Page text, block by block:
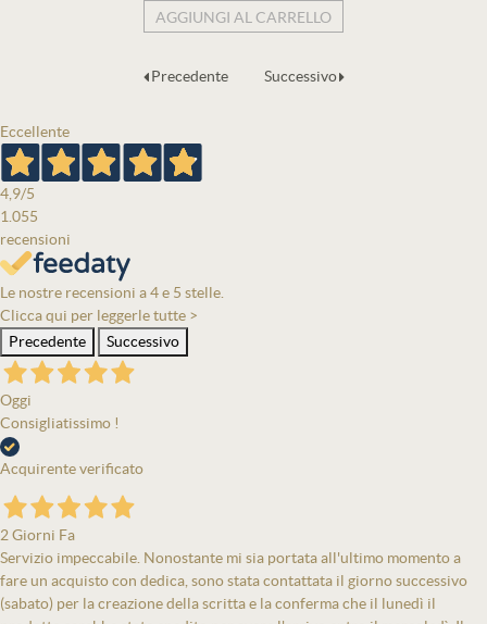
AGGIUNGI AL CARRELLO
Precedente Successivo
Eccellente
4,9/5
1.055
recensioni
Le nostre recensioni a 4 e 5 stelle.
Clicca qui per leggerle tutte >
Precedente
Successivo
Oggi
Consigliatissimo !
Acquirente verificato
2 Giorni Fa
Servizio impeccabile. Nonostante mi sia portata all'ultimo momento a
fare un acquisto con dedica, sono stata contattata il giorno successivo
(sabato) per la creazione della scritta e la conferma che il lunedì il